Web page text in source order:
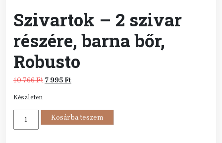
Szivartok – 2 szivar
részére, barna bőr,
Robusto
10 766Ft Original
10
766 Ft.
7 995 FtCurrent
7
995 Ft.
Készleten
Kosárba teszem